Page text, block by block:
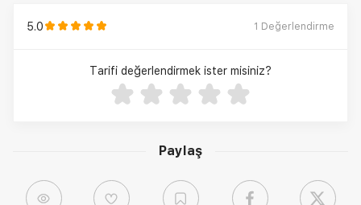
Paylaş
5.0 1 Değerlendirme
Tarifi değerlendirmek ister misiniz?